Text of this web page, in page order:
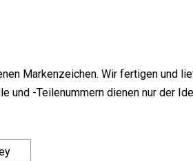
Markenzeichen. Wir fertigen und
und -Teilenummern dienen nur der